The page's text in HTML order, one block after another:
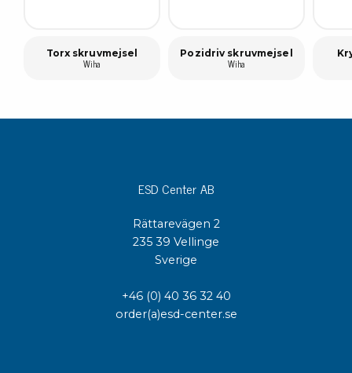
Torx skruvmejsel
Wiha
Pozidriv skruvmejsel
Wiha
ESD Center AB
Rättarevägen 2
235 39 Vellinge
Sverige
+46 (0) 40 36 32 40
order(a)esd-center.se